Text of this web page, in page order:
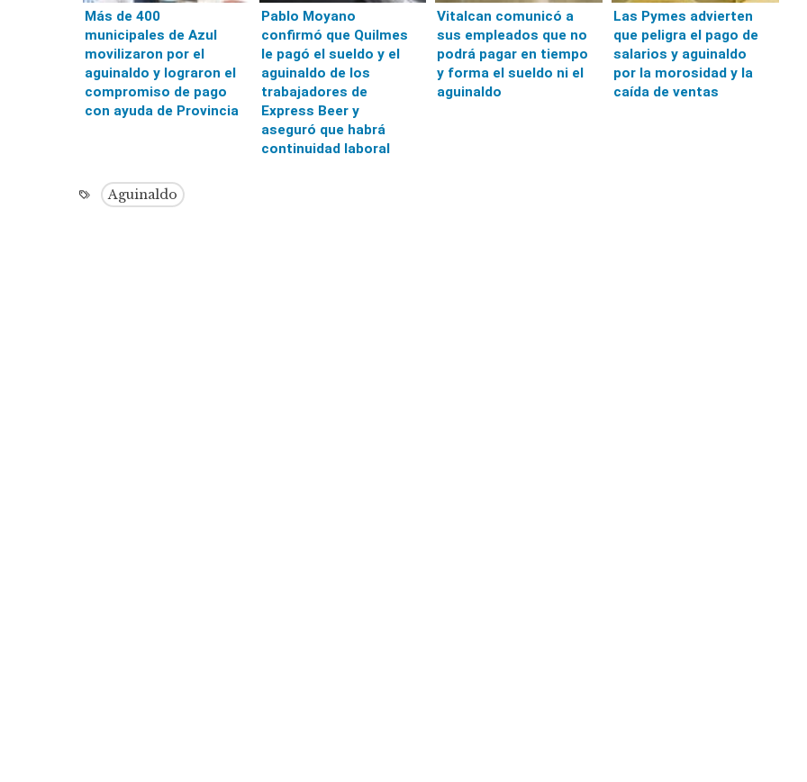
Más de 400
municipales de Azul
movilizaron por el
aguinaldo y lograron el
compromiso de pago
con ayuda de Provincia
Pablo Moyano
confirmó que Quilmes
le pagó el sueldo y el
aguinaldo de los
trabajadores de
Express Beer y
aseguró que habrá
continuidad laboral
Vitalcan comunicó a
sus empleados que no
podrá pagar en tiempo
y forma el sueldo ni el
aguinaldo
Las Pymes advierten
que peligra el pago de
salarios y aguinaldo
por la morosidad y la
caída de ventas
Aguinaldo